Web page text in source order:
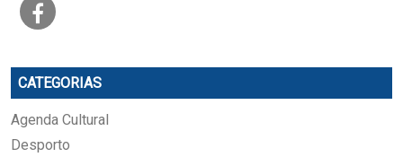
CATEGORIAS
Agenda Cultural
Desporto